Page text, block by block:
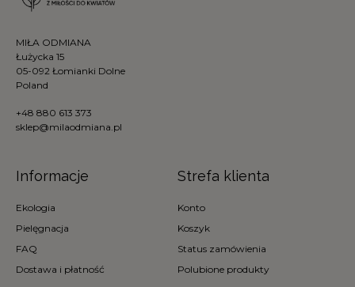
MIŁA ODMIANA
Łużycka 15
05-092 Łomianki Dolne
Poland
+48 880 613 373
sklep@milaodmiana.pl
Informacje
Ekologia
Pielęgnacja
FAQ
Dostawa i płatność
Strefa klienta
Konto
Koszyk
Status zamówienia
Polubione produkty